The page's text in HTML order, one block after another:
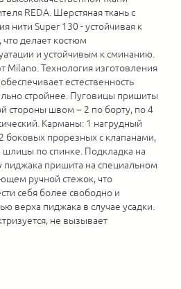
REDA. Шерстяная ткань с
нити Super 130 - устойчивая к
делает костюм
и устойчивым к сминанию.
Milano. Технология изготовления
естественность
стройнее. Пуговицы пришиты
стороны швом – 2 по борту, по 4
Карманы: 1 нагрудный
боковых прорезных с клапанами,
шлицы по спинке. Подкладка на
пиджака пришита на специальном
ручной стежок, что
себя более свободно и
верха пиджака в случае усадки.
не вызывает